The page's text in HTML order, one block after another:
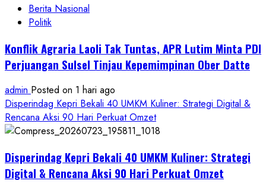
Berita Nasional
Politik
Konflik Agraria Laoli Tak Tuntas, APR Lutim Minta PDI
Perjuangan Sulsel Tinjau Kepemimpinan Ober Datte
admin Posted on 1 hari ago
Disperindag Kepri Bekali 40 UMKM Kuliner: Strategi Digital &
Rencana Aksi 90 Hari Perkuat Omzet
Disperindag Kepri Bekali 40 UMKM Kuliner: Strategi
Digital & Rencana Aksi 90 Hari Perkuat Omzet